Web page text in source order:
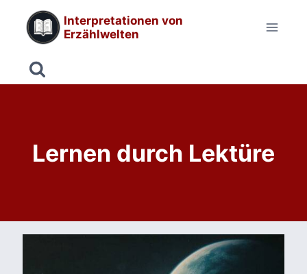
Inhalt
springen
Interpretationen von
Erzählwelten
Lernen durch Lektüre